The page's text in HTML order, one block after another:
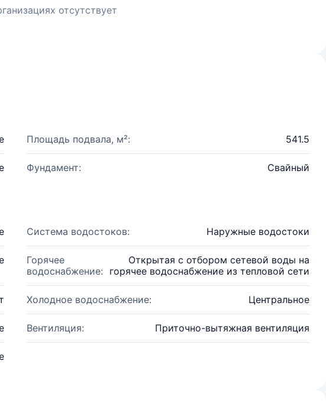
отсутствует
Площадь подвала, м²: 541.5
Фундамент: Свайный
Система водостоков: Наружные водостоки
Горячее
водоснабжение:
Открытая с отбором сетевой воды на
горячее водоснабжение из тепловой сети
Холодное водоснабжение: Центральное
Вентиляция: Приточно-вытяжная вентиляция